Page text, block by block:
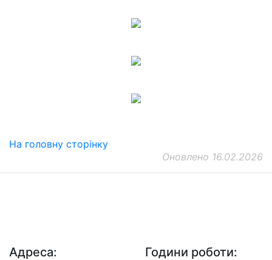
На головну сторінку
Оновлено 16.02.2026
Адреса: Години роботи: